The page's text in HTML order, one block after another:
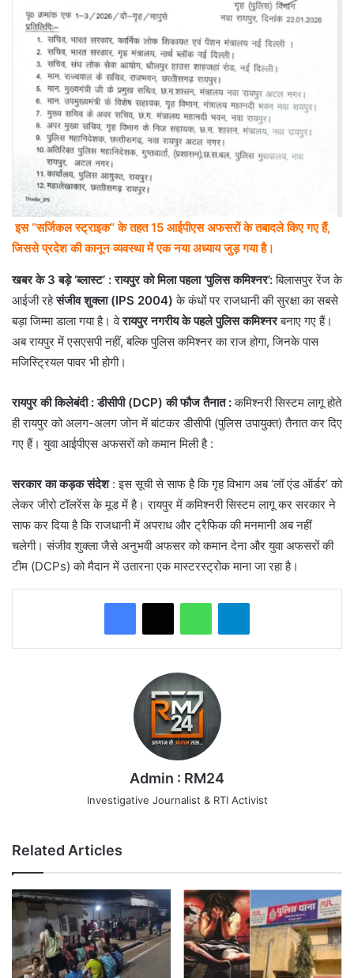
इस “सर्जिकल स्ट्राइक” के तहत 15 आईपीएस अफसरों के तबादले किए गए हैं,
जिससे प्रदेश की कानून व्यवस्था में एक नया अध्याय जुड़ गया है।
खबर के 3 बड़े ‘ब्लास्ट’ : रायपुर को मिला पहला ‘पुलिस कमिश्नर’:बिलासपुर रेंज के
आईजी रहेसंजीव शुक्ला (IPS 2004) के कंधों पर राजधानी की सुरक्षा का सबसे
बड़ा जिम्मा डाला गया है। वेरायपुर नगरीय के पहले पुलिस कमिश्नरबनाए गए हैं।
अब रायपुर में एसएसपी नहीं, बल्कि पुलिस कमिश्नर का राज होगा, जिनके पास
मजिस्ट्रियल पावर भी होगी।
रायपुर की किलेबंदी : डीसीपी (DCP) की फौज तैनात :कमिश्नरी सिस्टम लागू होते
ही रायपुर को अलग-अलग जोन में बांटकर डीसीपी (पुलिस उपायुक्त) तैनात कर दिए
गए हैं। युवा आईपीएस अफसरों को कमान मिली है :
सरकार का कड़क संदेश: इस सूची से साफ है कि गृह विभाग अब ‘लॉ एंड ऑर्डर’ को
लेकर जीरो टॉलरेंस के मूड में है। रायपुर में कमिश्नरी सिस्टम लागू कर सरकार ने
साफ कर दिया है कि राजधानी में अपराध और ट्रैफिक की मनमानी अब नहीं
चलेगी। संजीव शुक्ला जैसे अनुभवी अफसर को कमान देना और युवा अफसरों की
टीम (DCPs) को मैदान में उतारना एक मास्टरस्ट्रोक माना जा रहा है।
WhatsAppTelegram
Admin : RM24
Investigative Journalist & RTI Activist
Related Articles